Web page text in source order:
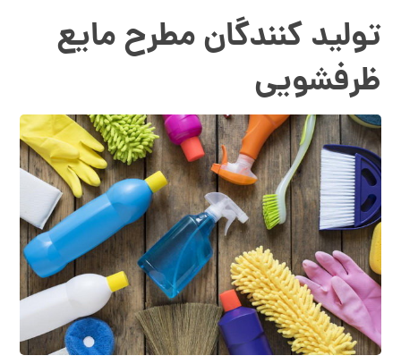
تولید کنندگان مطرح مایع
ظرفشویی